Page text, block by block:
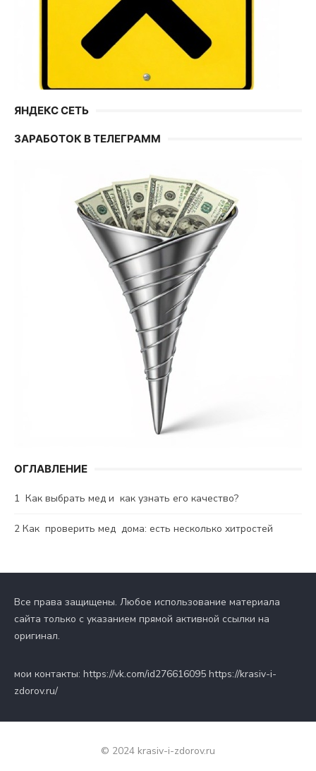
ЯНДЕКС СЕТЬ
ЗАРАБОТОК В ТЕЛЕГРАММ
ОГЛАВЛЕНИЕ
1 Как выбрать мед и как узнать его качество?
2 Как проверить мед дома: есть несколько хитростей
Все права защищены. Любое использование материала
сайта только с указанием прямой активной ссылки на
оригинал.
мои контакты: https://vk.com/id276616095 https://krasiv-i-
zdorov.ru/
© 2024 krasiv-i-zdorov.ru